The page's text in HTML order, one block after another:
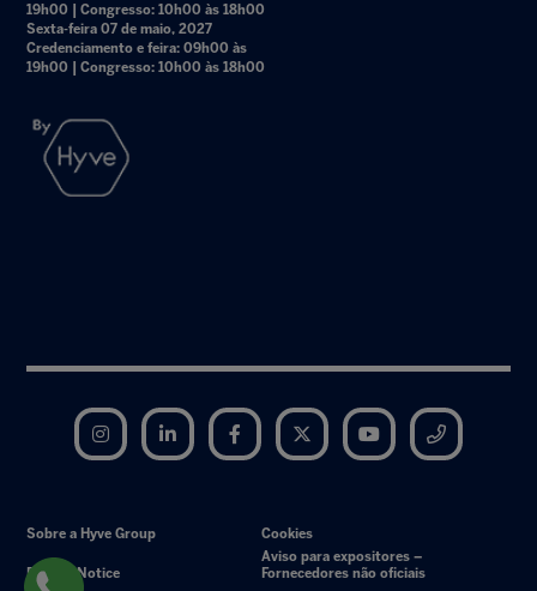
19h00 | Congresso: 10h00 às 18h00
Sexta-feira 07 de maio, 2027
Credenciamento e feira: 09h00 às
19h00 | Congresso: 10h00 às 18h00
Instagram LinkedIn Facebook Twitter YouTube
Sobre a Hyve Group Cookies
Privacy Notice
Aviso para expositores –
Fornecedores não oficiais